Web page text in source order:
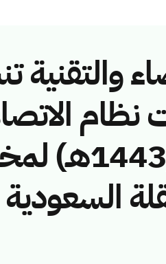
والتقنية
نظام
رقم (4374357/ق/